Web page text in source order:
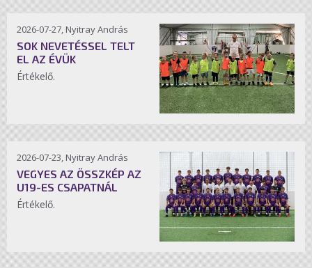
2026-07-27, Nyitray András
SOK NEVETÉSSEL TELT
EL AZ ÉVÜK
Értékelő.
2026-07-23, Nyitray András
VEGYES AZ ÖSSZKÉP AZ
U19-ES CSAPATNÁL
Értékelő.